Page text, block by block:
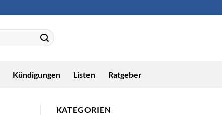
Kündigungen Listen Ratgeber
KATEGORIEN